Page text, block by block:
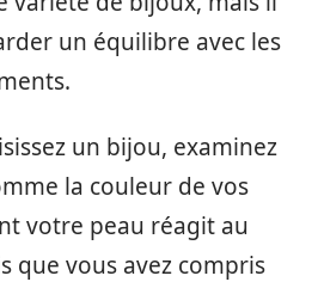
un équilibre avec les
un bijou, examinez
la couleur de vos
votre peau réagit au
que vous avez compris